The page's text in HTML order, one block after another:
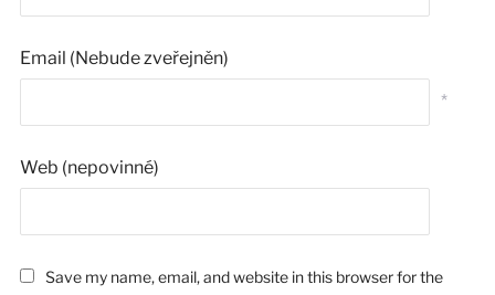
Email (Nebude zveřejněn)
*
Web (nepovinné)
Save my name, email, and website in this browser for the